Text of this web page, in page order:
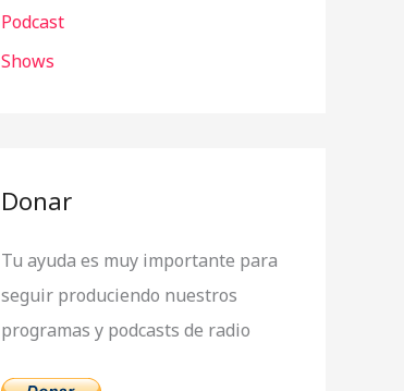
o
r
Podcast
Shows
Donar
Tu ayuda es muy importante para
seguir produciendo nuestros
programas y podcasts de radio